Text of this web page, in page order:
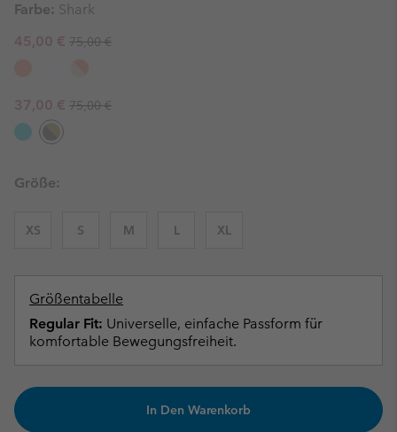
Farbe: Shark
Sale price:
45,00 € Regular price:
75,00 €
Sale price:
37,00 € Regular price:
75,00 €
Größe:
XS S M L XL
Größentabelle
Regular Fit: Universelle, einfache Passform für
komfortable Bewegungsfreiheit.
In Den Warenkorb